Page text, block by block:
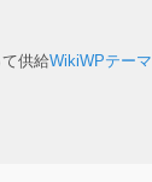
供給WikiWPテーマ